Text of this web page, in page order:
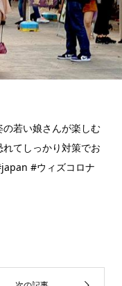
若い娘さんが楽しむ
てしっかり対策でお
#ウィズコロナ